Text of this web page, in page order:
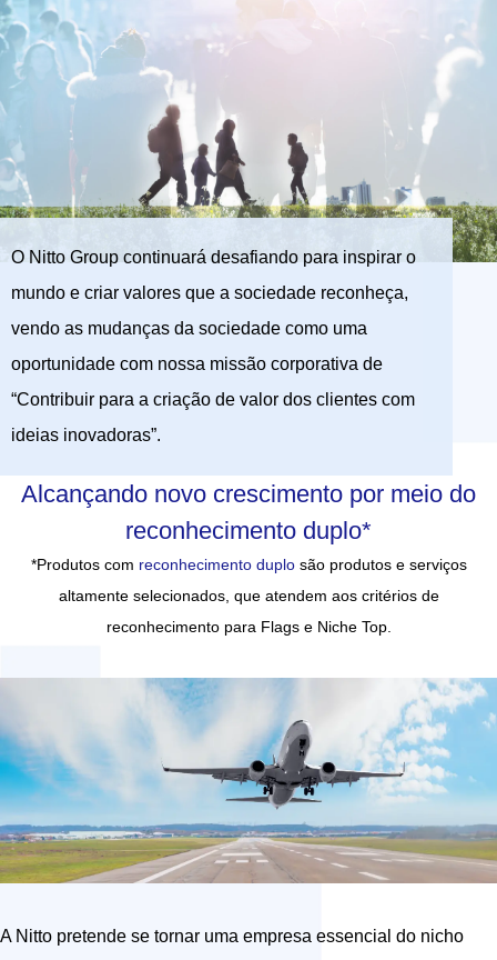
O Nitto Group continuará desafiando para inspirar o
mundo e criar valores que a sociedade reconheça,
vendo as mudanças da sociedade como uma
oportunidade com nossa missão corporativa de
“Contribuir para a criação de valor dos clientes com
ideias inovadoras”.
Alcançando novo crescimento por meio do
reconhecimento duplo*
*Produtos com reconhecimento duplosão produtos e serviços
altamente selecionados, que atendem aos critérios de
reconhecimento para Flags e Niche Top.
A Nitto pretende se tornar uma empresa essencial do nicho